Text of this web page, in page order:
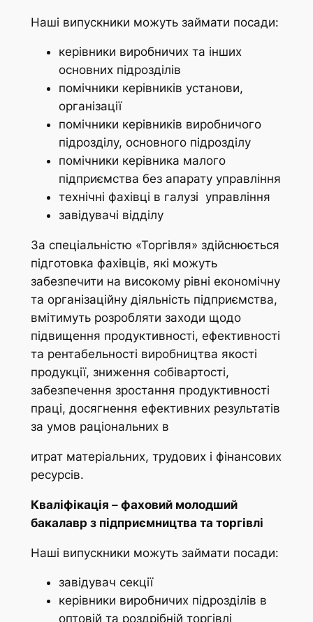
Наші випускники можуть займати посади:
керівники виробничих та інших
основних підрозділів
помічники керівників установи,
організації
помічники керівників виробничого
підрозділу, основного підрозділу
помічники керівника малого
підприємства без апарату управління
технічні фахівці в галузі управління
завідувачі відділу
За спеціальністю «Торгівля» здійснюється
підготовка фахівців, які можуть
забезпечити на високому рівні економічну
та організаційну діяльність підприємства,
вмітимуть розробляти заходи щодо
підвищення продуктивності, ефективності
та рентабельності виробництва якості
продукції, зниження собівартості,
забезпечення зростання продуктивності
праці, досягнення ефективних результатів
за умов раціональних в
итрат матеріальних, трудових і фінансових
ресурсів.
Кваліфікація – фаховий молодший
бакалавр з підприємництва та торгівлі
Наші випускники можуть займати посади:
завідувач секції
керівники виробничих підрозділів в
оптовій та роздрібній торгівлі